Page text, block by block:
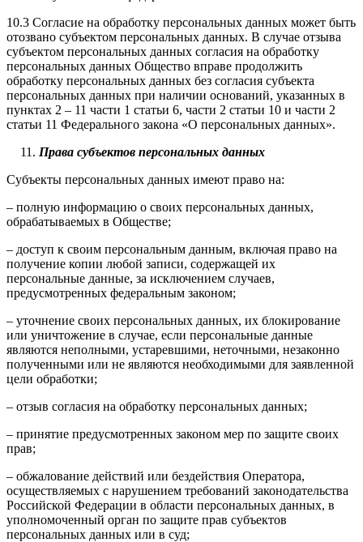
10.3 Согласие на обработку персональных данных может быть
отозвано субъектом персональных данных. В случае отзыва
субъектом персональных данных согласия на обработку
персональных данных Общество вправе продолжить
обработку персональных данных без согласия субъекта
персональных данных при наличии оснований, указанных в
пунктах 2 – 11 части 1 статьи 6, части 2 статьи 10 и части 2
статьи 11 Федерального закона «О персональных данных».
Права субъектов персональных данных
Субъекты персональных данных имеют право на:
– полную информацию о своих персональных данных,
обрабатываемых в Обществе;
– доступ к своим персональным данным, включая право на
получение копии любой записи, содержащей их
персональные данные, за исключением случаев,
предусмотренных федеральным законом;
– уточнение своих персональных данных, их блокирование
или уничтожение в случае, если персональные данные
являются неполными, устаревшими, неточными, незаконно
полученными или не являются необходимыми для заявленной
цели обработки;
– отзыв согласия на обработку персональных данных;
– принятие предусмотренных законом мер по защите своих
прав;
– обжалование действий или бездействия Оператора,
осуществляемых с нарушением требований законодательства
Российской Федерации в области персональных данных, в
уполномоченный орган по защите прав субъектов
персональных данных или в суд;